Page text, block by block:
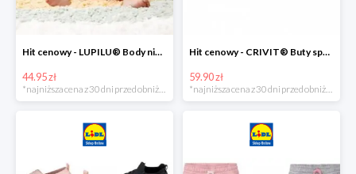
Hit cenowy - LUPILU® Body niemowlęce z biobawełny, z krótkim rękawem, 5 sztuk
44.95 zł
*najniższa cena z 30 dni przed obniżką
Hit cenowy - CRIVIT® Buty sportowe chłopięce WellWalk, 1 para
59.90 zł
*najniższa cena z 30 dni przed obniżką